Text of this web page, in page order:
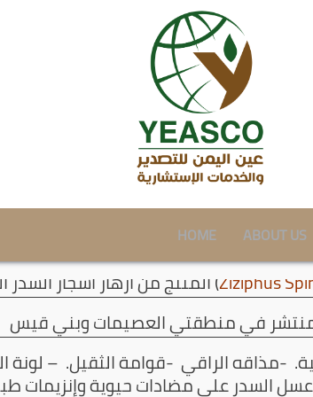
HOME ABOUT US
المنتج من أزهار أشجار السدر اليمني (Ziziphus
-مذاقه الراقي -قوامة الثقيل. – لونة
السدر على مضادات حيوية وإنزيمات